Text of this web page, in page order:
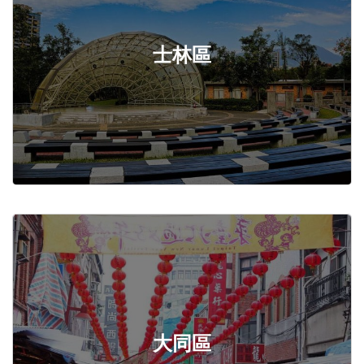
士林區
大同區